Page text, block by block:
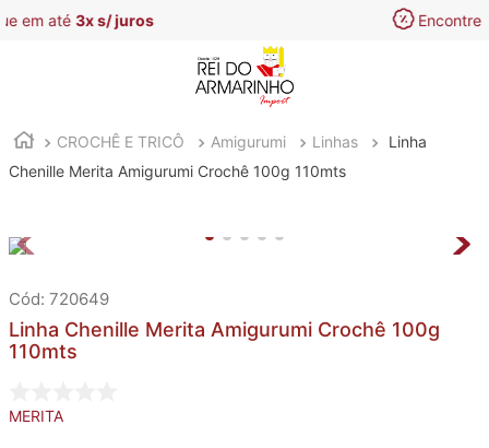
Encontre aqui as
CROCHÊ E TRICÔ Amigurumi Linhas
Linha
Chenille Merita Amigurumi Crochê 100g 110mts
: 720649
Linha Chenille Merita Amigurumi Crochê 100g
110mts
MERITA